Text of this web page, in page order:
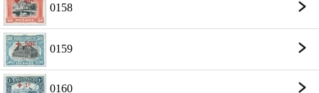
0158
0159
0160